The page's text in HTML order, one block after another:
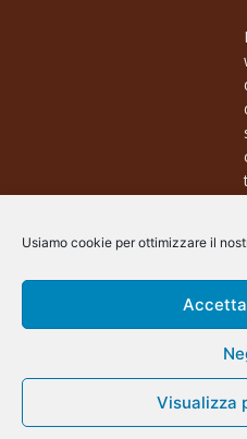
Usiamo cookie per ottimizzare il
Visualizza
@ArsCommunication 2023